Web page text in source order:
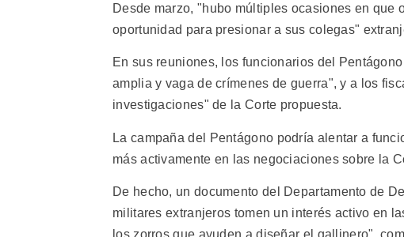
Desde marzo, "hubo múltiples ocasiones en
oportunidad para presionar a sus colegas"
En sus reuniones, los funcionarios del
amplia y vaga de crímenes de guerra", y a los
investigaciones" de la Corte propuesta.
La campaña del Pentágono podría alentar a
más activamente en las negociaciones sobre la
De hecho, un documento del Departamento de
militares extranjeros tomen un interés activo en
los zorros que ayuden a diseñar el gallinero",